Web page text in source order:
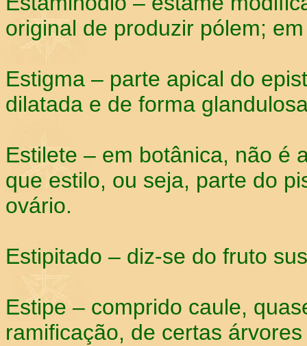
original de produzir pólem;
Estigma – parte apical do
dilatada e de forma
Estilete – em botânica, não é
que estilo, ou seja, parte do
ovário.
Estipitado – diz-se do fruto
Estipe – comprido caule,
ramificação, de certas